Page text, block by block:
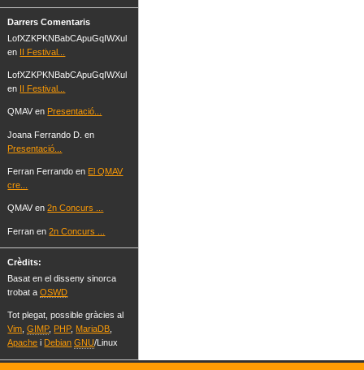
Darrers Comentaris
LofXZKPKNBabCApuGqIWXul
en II Festival...
LofXZKPKNBabCApuGqIWXul
en II Festival...
QMAV en Presentació...
Joana Ferrando D. en
Presentació...
Ferran Ferrando en El QMAV
cre...
QMAV en2n Concurs ...
Ferran en2n Concurs ...
Crèdits:
Basat en el disseny sinorca
trobat aOSWD
Tot plegat, possible gràcies al
Vim ,GIMP, PHP, MariaDB
Apache i Debian GNU/Linux